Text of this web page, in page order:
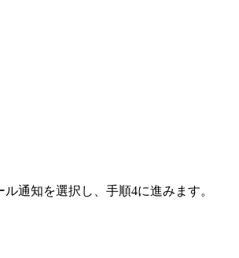
通知を選択し、手順4に進みます。